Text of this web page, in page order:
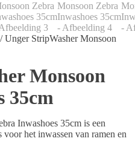
/ Unger StripWasher Monsoon
Monsoon
35cm
Inwashoes 35cm is een
voor het inwassen van ramen en